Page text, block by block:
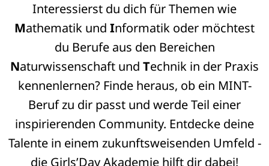
Interessierst du dich für Themen wie
Mathematik und Informatik oder möchtest
du Berufe aus den Bereichen
Naturwissenschaft und Technik in der Praxis
kennenlernen? Finde heraus, ob ein MINT-
Beruf zu dir passt und werde Teil einer
inspirierenden Community. Entdecke deine
Talente in einem zukunftsweisenden Umfeld -
die Girls’Day Akademie hilft dir dabei!